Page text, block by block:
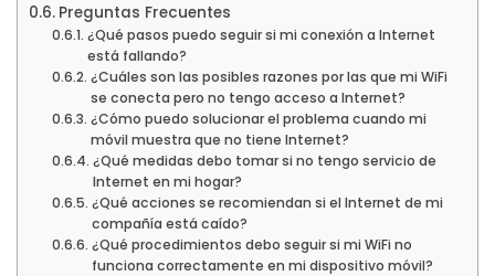
Preguntas Frecuentes
¿Qué pasos puedo seguir si mi conexión a Internet
está fallando?
¿Cuáles son las posibles razones por las que mi WiFi
se conecta pero no tengo acceso a Internet?
¿Cómo puedo solucionar el problema cuando mi
móvil muestra que no tiene Internet?
¿Qué medidas debo tomar si no tengo servicio de
Internet en mi hogar?
¿Qué acciones se recomiendan si el Internet de mi
compañía está caído?
¿Qué procedimientos debo seguir si mi WiFi no
funciona correctamente en mi dispositivo móvil?